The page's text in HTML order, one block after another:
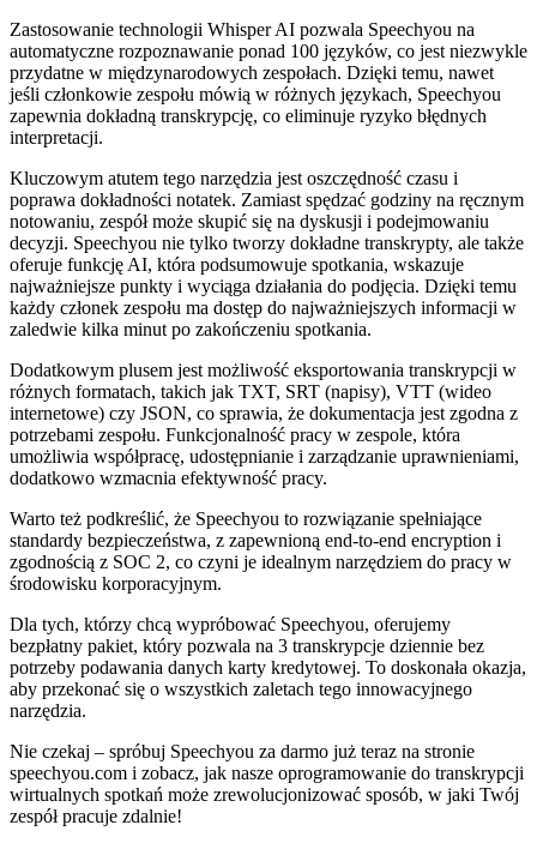
Zastosowanie technologii Whisper AI pozwala Speechyou na
automatyczne rozpoznawanie ponad 100 języków, co jest niezwykle
przydatne w międzynarodowych zespołach. Dzięki temu, nawet
jeśli członkowie zespołu mówią w różnych językach, Speechyou
zapewnia dokładną transkrypcję, co eliminuje ryzyko błędnych
interpretacji.
Kluczowym atutem tego narzędzia jest oszczędność czasu i
poprawa dokładności notatek. Zamiast spędzać godziny na ręcznym
notowaniu, zespół może skupić się na dyskusji i podejmowaniu
decyzji. Speechyou nie tylko tworzy dokładne transkrypty, ale także
oferuje funkcję AI, która podsumowuje spotkania, wskazuje
najważniejsze punkty i wyciąga działania do podjęcia. Dzięki temu
każdy członek zespołu ma dostęp do najważniejszych informacji w
zaledwie kilka minut po zakończeniu spotkania.
Dodatkowym plusem jest możliwość eksportowania transkrypcji w
różnych formatach, takich jak TXT, SRT (napisy), VTT (wideo
internetowe) czy JSON, co sprawia, że dokumentacja jest zgodna z
potrzebami zespołu. Funkcjonalność pracy w zespole, która
umożliwia współpracę, udostępnianie i zarządzanie uprawnieniami,
dodatkowo wzmacnia efektywność pracy.
Warto też podkreślić, że Speechyou to rozwiązanie spełniające
standardy bezpieczeństwa, z zapewnioną end-to-end encryption i
zgodnością z SOC 2, co czyni je idealnym narzędziem do pracy w
środowisku korporacyjnym.
Dla tych, którzy chcą wypróbować Speechyou, oferujemy
bezpłatny pakiet, który pozwala na 3 transkrypcje dziennie bez
potrzeby podawania danych karty kredytowej. To doskonała okazja,
aby przekonać się o wszystkich zaletach tego innowacyjnego
narzędzia.
Nie czekaj – spróbuj Speechyou za darmo już teraz na stronie
speechyou.com i zobacz, jak nasze oprogramowanie do transkrypcji
wirtualnych spotkań może zrewolucjonizować sposób, w jaki Twój
zespół pracuje zdalnie!